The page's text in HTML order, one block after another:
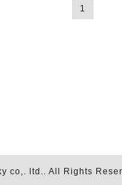
1
co,. ltd.. All Rights